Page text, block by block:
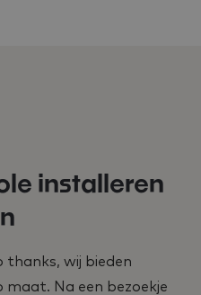
installeren
thanks, wij bieden
maat. Na een bezoekje